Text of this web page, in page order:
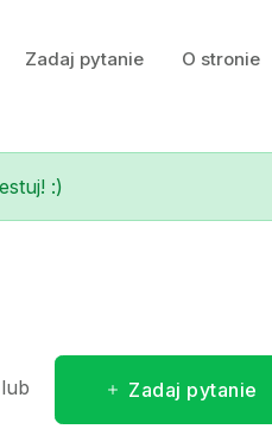
Zadaj pytanie O stronie
:)
lub Zadaj pytanie